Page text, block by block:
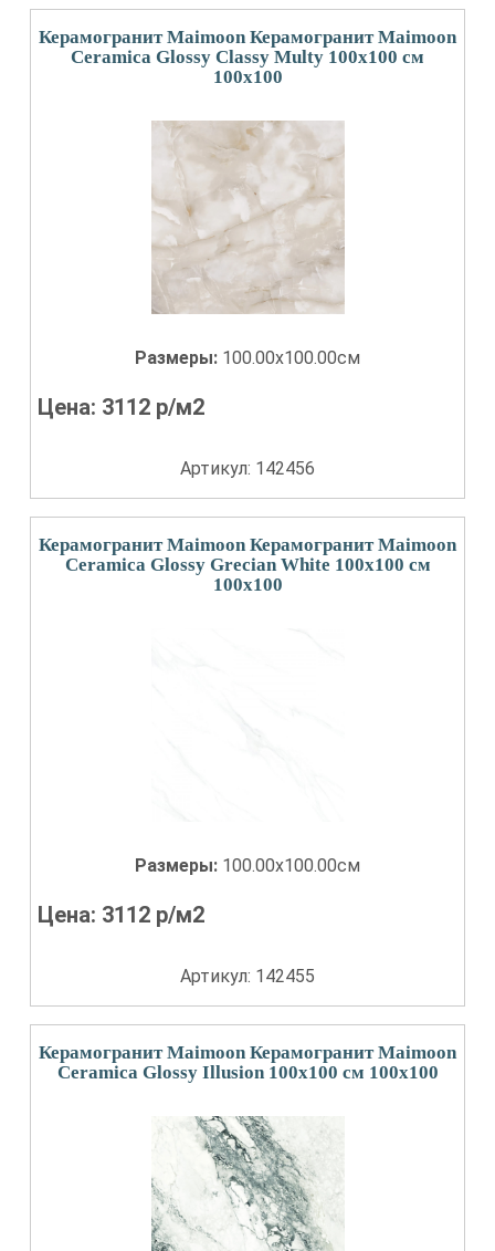
Керамогранит Maimoon Керамогранит Maimoon
Ceramica Glossy Classy Multy 100х100 см
100x100
Размеры: 100.00x100.00см
Цена: 3112 р/м2
Артикул: 142456
Керамогранит Maimoon Керамогранит Maimoon
Ceramica Glossy Grecian White 100х100 см
100x100
Размеры: 100.00x100.00см
Цена: 3112 р/м2
Артикул: 142455
Керамогранит Maimoon Керамогранит Maimoon
Ceramica Glossy Illusion 100х100 см 100x100